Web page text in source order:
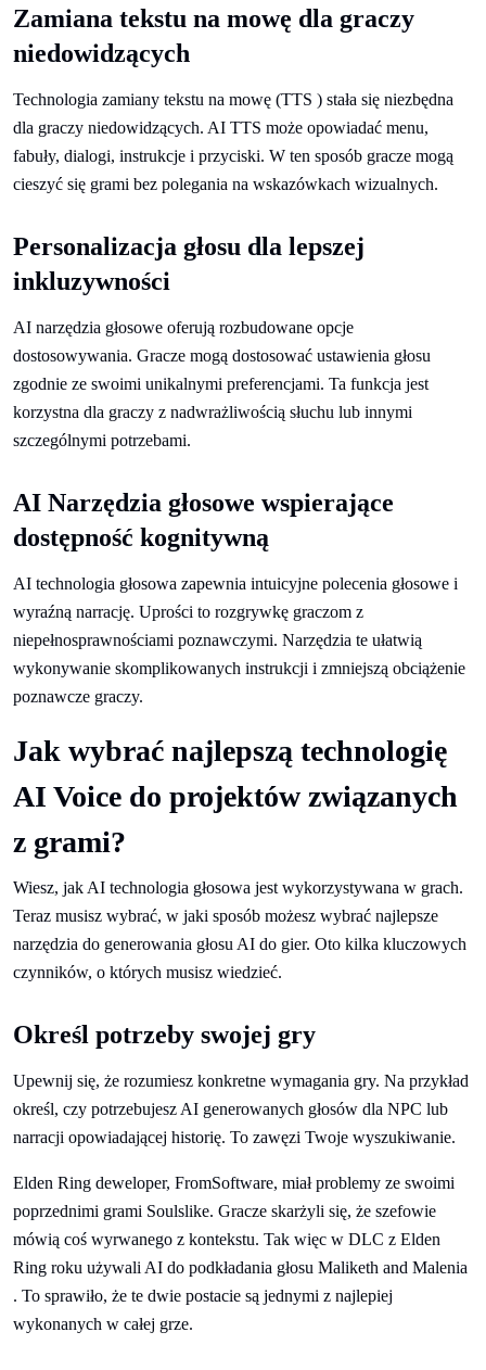
Zamiana tekstu na mowę dla graczy
niedowidzących
Technologia zamiany tekstu na mowę (TTS ) stała się niezbędna
dla graczy niedowidzących. AI TTS może opowiadać menu,
fabuły, dialogi, instrukcje i przyciski. W ten sposób gracze mogą
cieszyć się grami bez polegania na wskazówkach wizualnych.
Personalizacja głosu dla lepszej
inkluzywności
AI narzędzia głosowe oferują rozbudowane opcje
dostosowywania. Gracze mogą dostosować ustawienia głosu
zgodnie ze swoimi unikalnymi preferencjami. Ta funkcja jest
korzystna dla graczy z nadwrażliwością słuchu lub innymi
szczególnymi potrzebami.
AI Narzędzia głosowe wspierające
dostępność kognitywną
AI technologia głosowa zapewnia intuicyjne polecenia głosowe i
wyraźną narrację. Uprości to rozgrywkę graczom z
niepełnosprawnościami poznawczymi. Narzędzia te ułatwią
wykonywanie skomplikowanych instrukcji i zmniejszą obciążenie
poznawcze graczy.
Jak wybrać najlepszą technologię
AI Voice do projektów związanych
z grami?
Wiesz, jak AI technologia głosowa jest wykorzystywana w grach.
Teraz musisz wybrać, w jaki sposób możesz wybrać najlepsze
narzędzia do generowania głosu AI do gier. Oto kilka kluczowych
czynników, o których musisz wiedzieć.
Określ potrzeby swojej gry
Upewnij się, że rozumiesz konkretne wymagania gry. Na przykład
określ, czy potrzebujesz AI generowanych głosów dla NPC lub
narracji opowiadającej historię. To zawęzi Twoje wyszukiwanie.
Elden Ring deweloper, FromSoftware, miał problemy ze swoimi
poprzednimi grami Soulslike. Gracze skarżyli się, że szefowie
mówią coś wyrwanego z kontekstu. Tak więc w DLC z Elden
Ring roku używali AI do podkładania głosu Maliketh and Malenia
. To sprawiło, że te dwie postacie są jednymi z najlepiej
wykonanych w całej grze.